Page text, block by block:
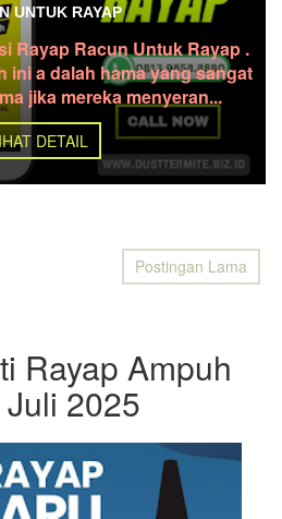
UNTUK RAYAP
Rayap Racun Untuk Rayap .
ini a dalah hama yang sangat
jika mereka menyeran...
DETAIL
Postingan Lama
Rayap Ampuh
2025